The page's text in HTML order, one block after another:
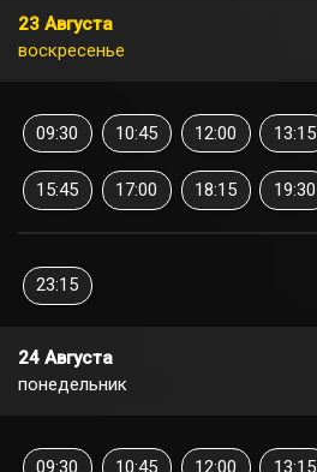
23 Августа
воскресенье
09:30 10:45 12:00 13:15
15:45 17:00 18:15 19:30
23:15
24 Августа
понедельник
09:30 10:45 12:00 13:15